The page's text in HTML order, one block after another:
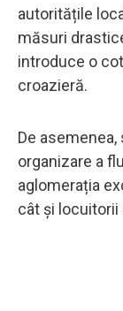
autoritățile
măsuri
introduce o
croazieră.
De
organizare a
aglomerația
cât și locuitorii